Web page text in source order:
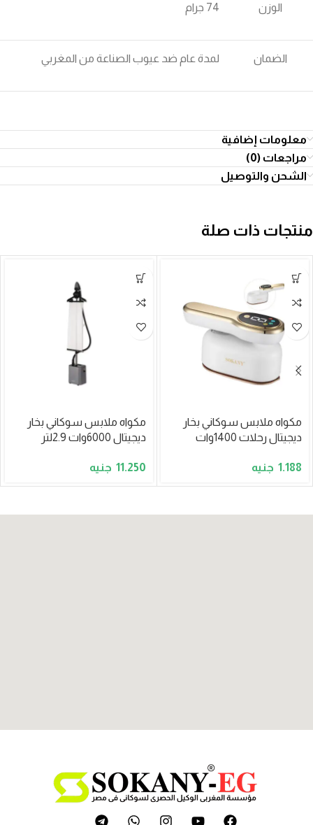
الوزن 74 جرام
الضمان لمدة عام ضد عيوب الصناعة من المغربي
معلومات إضافية
مراجعات (0)
الشحن والتوصيل
منتجات ذات صلة
مكواه ملابس سوكاني بخار
ديجيتال رحلات 1400وات
1.188
مكواه ملابس سوكاني بخار
ديجيتال 6000وات 2.9لتر
11.250